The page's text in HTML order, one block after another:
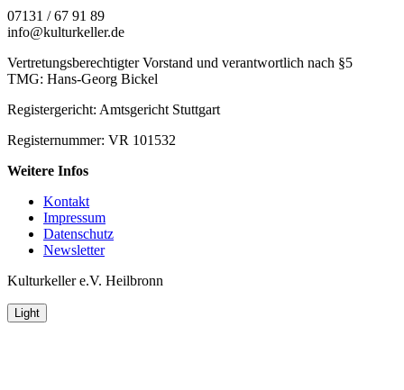
07131 / 67 91 89
info@kulturkeller.de
Vertretungsberechtigter Vorstand und verantwortlich nach §5
TMG: Hans-Georg Bickel
Registergericht: Amtsgericht Stuttgart
Registernummer: VR 101532
Weitere Infos
Kontakt
Impressum
Datenschutz
Newsletter
Kulturkeller e.V. Heilbronn
Light